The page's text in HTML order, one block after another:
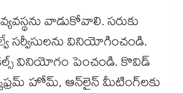
వాడుకోవాలి. సరుకు
సర్వీసులను వినియోగించండి.
వినియోగం పెంచండి. కొవిడ్‌‌
హోమ్, ఆన్‌‌లైన్ మీటింగ్‌‌లకు